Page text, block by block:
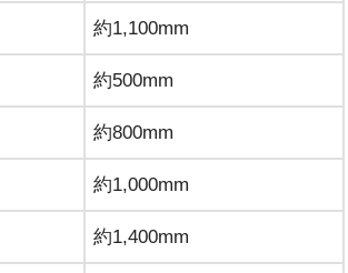
約1,100mm
約500mm
約800mm
約1,000mm
約1,400mm